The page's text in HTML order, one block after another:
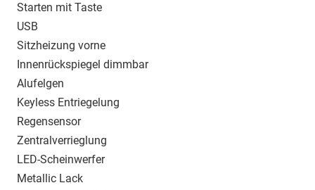
Starten mit Taste
USB
Sitzheizung vorne
Innenrückspiegel dimmbar
Alufelgen
Keyless Entriegelung
Regensensor
Zentralverrieglung
LED-Scheinwerfer
Metallic Lack